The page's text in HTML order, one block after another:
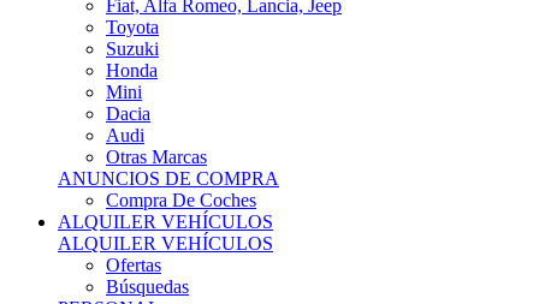
Suzuki
Honda
Mini
Dacia
Audi
Otras Marcas
ANUNCIOS DE COMPRA
Compra De Coches
ALQUILER VEHÍCULOS
ALQUILER VEHÍCULOS
Ofertas
Búsquedas
PERSONAL
COPILOTOS